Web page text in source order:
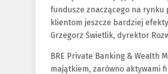
fundusze znaczącego na
klientom jeszcze bardziej
Grzegorz Świetlik, dyrektor
BRE Private Banking & Wealth
majątkiem, zarówno aktywami